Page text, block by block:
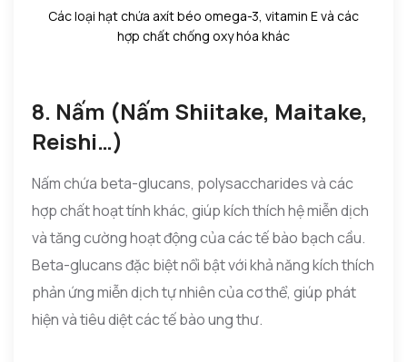
Các loại hạt chứa axít béo omega-3, vitamin E và các
hợp chất chống oxy hóa khác
8. Nấm (Nấm Shiitake, Maitake,
Reishi…)
Nấm chứa beta-glucans, polysaccharides và các
hợp chất hoạt tính khác, giúp kích thích hệ miễn dịch
và tăng cường hoạt động của các tế bào bạch cầu.
Beta-glucans đặc biệt nổi bật với khả năng kích thích
phản ứng miễn dịch tự nhiên của cơ thể, giúp phát
hiện và tiêu diệt các tế bào ung thư.